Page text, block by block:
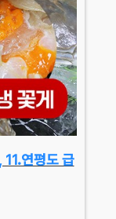
11.연평도 급